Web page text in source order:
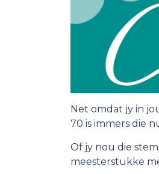
Net omdat jy in
70 is immers die
Of jy nou die
meesterstukke